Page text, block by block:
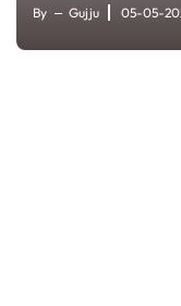
By Gujju 05-05-